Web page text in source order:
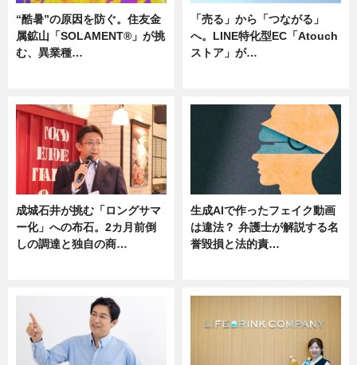
“酷暑”の原因を防ぐ。住友金
属鉱山「SOLAMENT®」が挑
む、異業種…
「売る」から「つながる」
へ。LINE特化型EC「Atouch
ストア」が…
成城石井が挑む「ロングサマ
ー化」への布石。2カ月前倒
しの調達と独自の商…
生成AIで作ったフェイク動画
は違法？ 弁護士が解説する名
誉毀損と法的責…